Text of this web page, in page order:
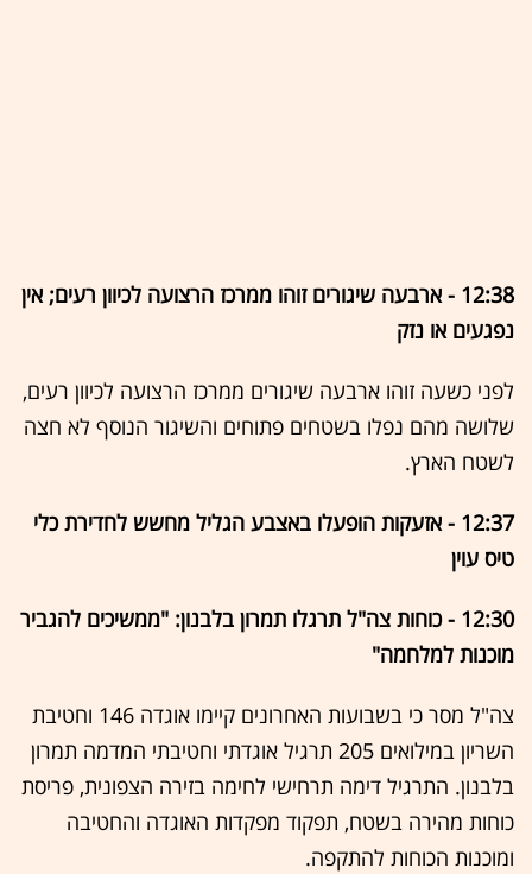
12:38 - ארבעה שיגורים זוהו ממרכז הרצועה לכיוון רעים; אין
נפגעים או נזק
לפני כשעה זוהו ארבעה שיגורים ממרכז הרצועה לכיוון רעים,
שלושה מהם נפלו בשטחים פתוחים והשיגור הנוסף לא חצה
לשטח הארץ.
12:37 - אזעקות הופעלו באצבע הגליל מחשש לחדירת כלי
טיס עוין
12:30 - כוחות צה"ל תרגלו תמרון בלבנון: "ממשיכים להגביר
מוכנות למלחמה"
צה"ל מסר כי בשבועות האחרונים קיימו אוגדה 146 וחטיבת
השריון במילואים 205 תרגיל אוגדתי וחטיבתי המדמה תמרון
בלבנון. התרגיל דימה תרחישי לחימה בזירה הצפונית, פריסת
כוחות מהירה בשטח, תפקוד מפקדות האוגדה והחטיבה
ומוכנות הכוחות להתקפה.